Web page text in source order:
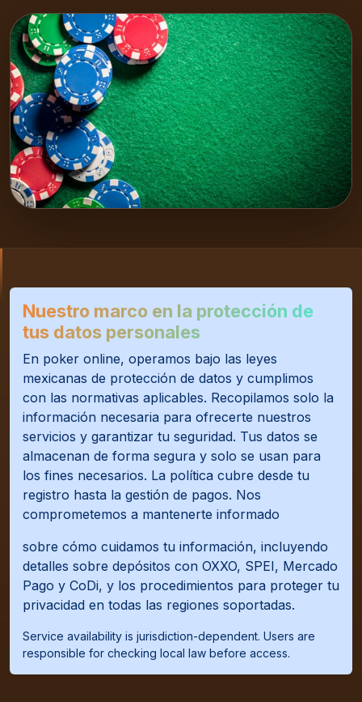
Nuestro marco en la protección de
tus datos personales
En poker online, operamos bajo las leyes
mexicanas de protección de datos y cumplimos
con las normativas aplicables. Recopilamos solo la
información necesaria para ofrecerte nuestros
servicios y garantizar tu seguridad. Tus datos se
almacenan de forma segura y solo se usan para
los fines necesarios. La política cubre desde tu
registro hasta la gestión de pagos. Nos
comprometemos a mantenerte informado
sobre cómo cuidamos tu información, incluyendo
detalles sobre depósitos con OXXO, SPEI, Mercado
Pago y CoDi, y los procedimientos para proteger tu
privacidad en todas las regiones soportadas.
Service availability is jurisdiction-dependent. Users are
responsible for checking local law before access.